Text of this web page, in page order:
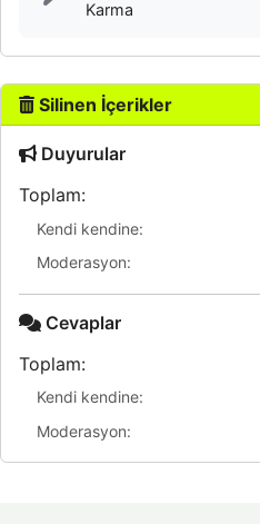
Karma
Silinen İçerikler
Duyurular
Toplam:
Kendi kendine:
Moderasyon:
Cevaplar
Toplam:
Kendi kendine:
Moderasyon: